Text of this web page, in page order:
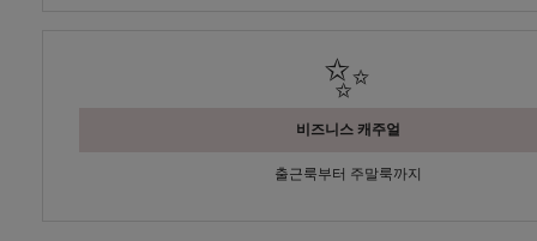
✨
비즈니스 캐주얼
출근룩부터 주말룩까지